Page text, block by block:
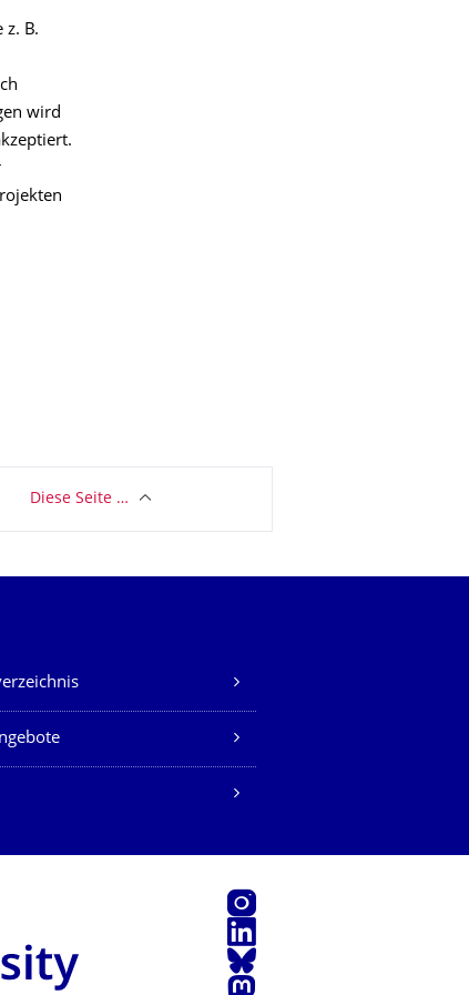
z. B.
wird
Diese Seite …
Instagram
LinkedIn
Bluesky
Mastodon